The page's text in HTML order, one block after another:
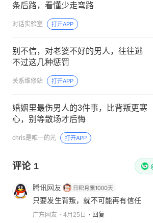
条后路，看懂少走弯路
对话实验室 打开APP
别不信，对老婆不好的男人，往往逃
不过这几种惩罚
关系维修站 打开APP
婚姻里最伤男人的3件事，比背叛更寒
心，别等散场才后悔
chris是唯一的光 打开APP
评论 1
腾讯网友
只要发生背叛，就不可能再有信任
广东网友 4月25日 回复